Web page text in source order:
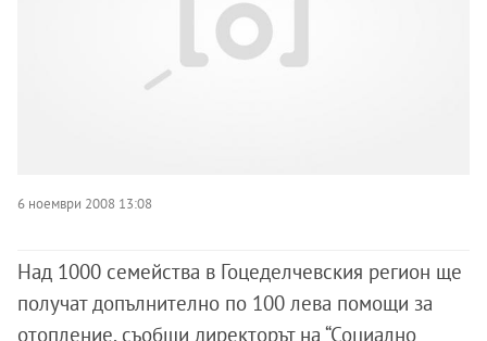
6 ноември 2008 13:08
Над 1000 семейства в Гоцеделчевския регион ще
получат допълнително по 100 лева помощи за
отопление, съобщи директорът на “Социално